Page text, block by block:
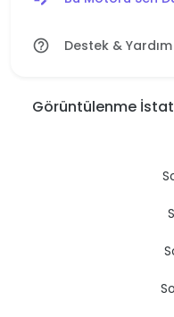
help_outline Destek & Yardım
Görüntülenme